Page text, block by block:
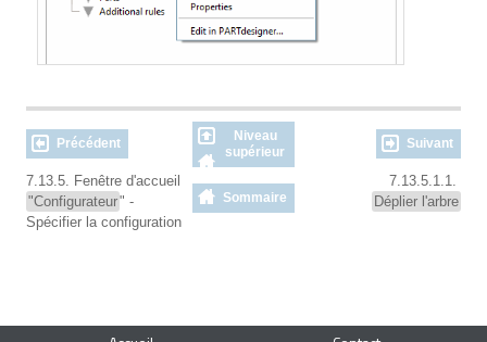
Précédent
Niveau
supérieur
Suivant
7.13.5. Fenêtre d'accueil
"Configurateur" -
Spécifier la configuration
Sommaire
7.13.5.1.1.
Déplier l'arbre